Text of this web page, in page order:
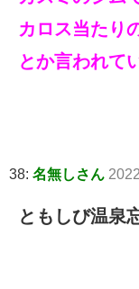
カロス当たり
とか言われて
38: 名無しさん
ともしび温泉